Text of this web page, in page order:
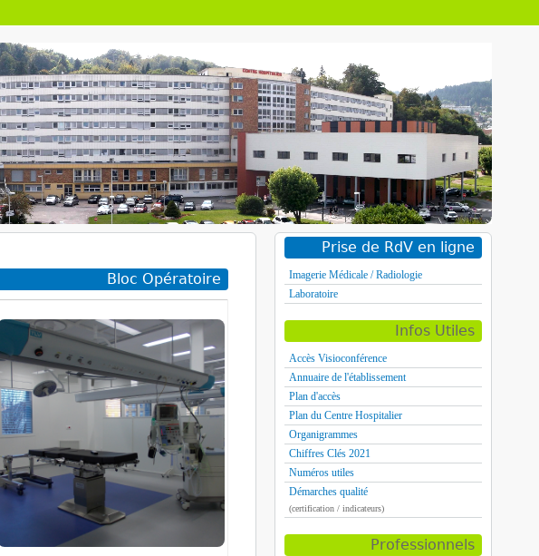
Bloc Opératoire
Prise de RdV en ligne
Imagerie Médicale / Radiologie
Laboratoire
Infos Utiles
Accès Visioconférence
Annuaire de l'établissement
Plan d'accès
Plan du Centre Hospitalier
Organigrammes
Chiffres Clés 2021
Numéros utiles
Démarches qualité
(certification / indicateurs)
Professionnels